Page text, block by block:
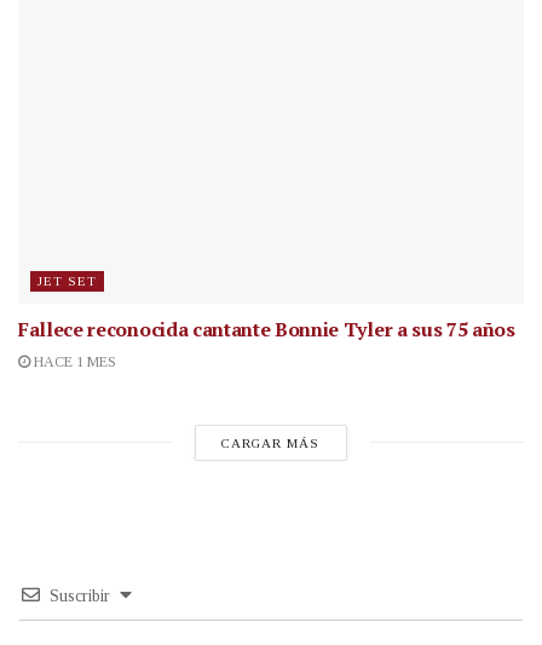
JET SET
Fallece reconocida cantanteBonnie Tyler a sus 75 años
HACE 1 MES
CARGAR MÁS
Suscribir